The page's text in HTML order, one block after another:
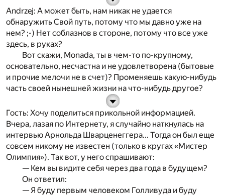
Andrzej: А может быть, нам никак не удается
обнаружить Свой путь, потому что мы давно уже на
нем? ;-) Нет соблазнов в стороне, потому что все уже
здесь, в руках?
Вот скажи, Monada, ты в чем-то по-крупному,
основательно, несчастна и не удовлетворена (бытовые
и прочие мелочи не в счет)? Променяешь какую-нибудь
часть своей нынешней жизни на что-нибудь другое?
Гость: Хочу поделиться прикольной информацией.
Вчера, лазая по Интернету, я случайно наткнулась на
интервью Арнольда Шварценеггера... Тогда он был еще
совсем никому не известен (только в кругах «Мистер
Олимпия»). Так вот, у него спрашивают:
— Кем вы видите себя через два года в будущем?
Он ответил:
— Я буду первым человеком Голливуда и буду